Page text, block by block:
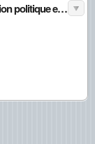
Comment réduire la différence entre représentation politique et population – réponse à Gabale